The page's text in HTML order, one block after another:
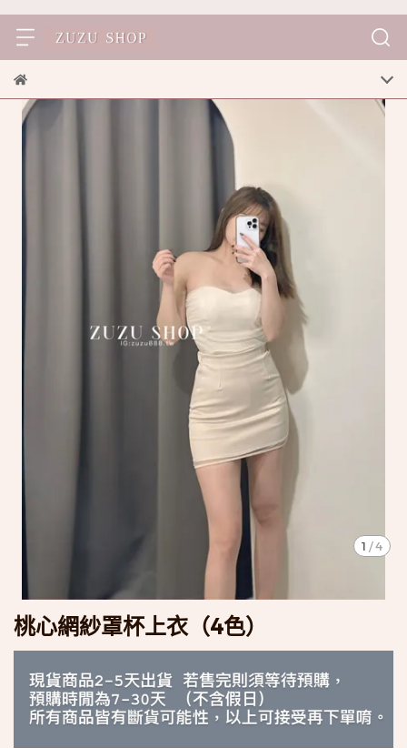
1 /4
桃心網紗罩杯上衣（4色）